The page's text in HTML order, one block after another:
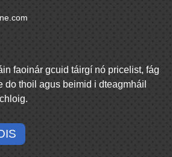
faoinár gcuid táirgí nó pricelist, fág
do thoil agus beimid i dteagmháil